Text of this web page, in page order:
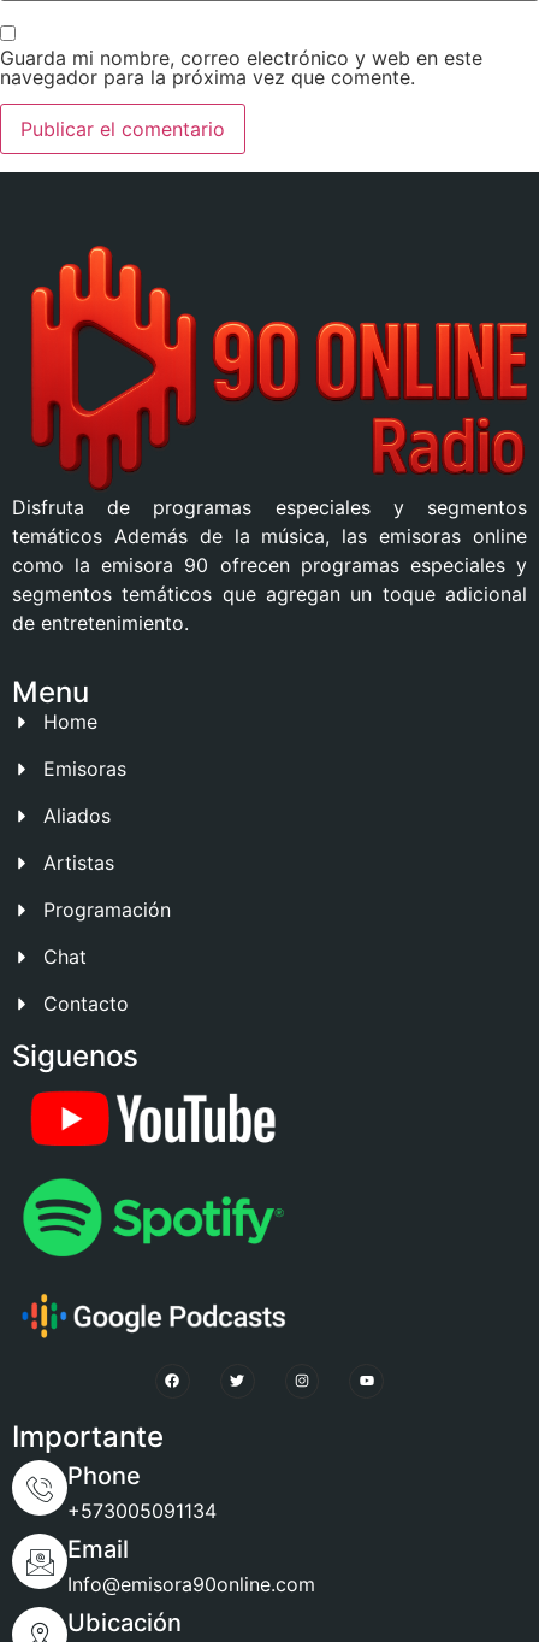
Guarda mi nombre, correo electrónico y web en este
navegador para la próxima vez que comente.
Disfruta de programas especiales y segmentos
temáticos Además de la música, las emisoras online
como la emisora 90 ofrecen programas especiales y
segmentos temáticos que agregan un toque adicional
de entretenimiento.
Menu
Home
Emisoras
Aliados
Artistas
Programación
Chat
Contacto
Siguenos
Importante
Phone
+573005091134
Email
Info@emisora90online.com
Ubicación